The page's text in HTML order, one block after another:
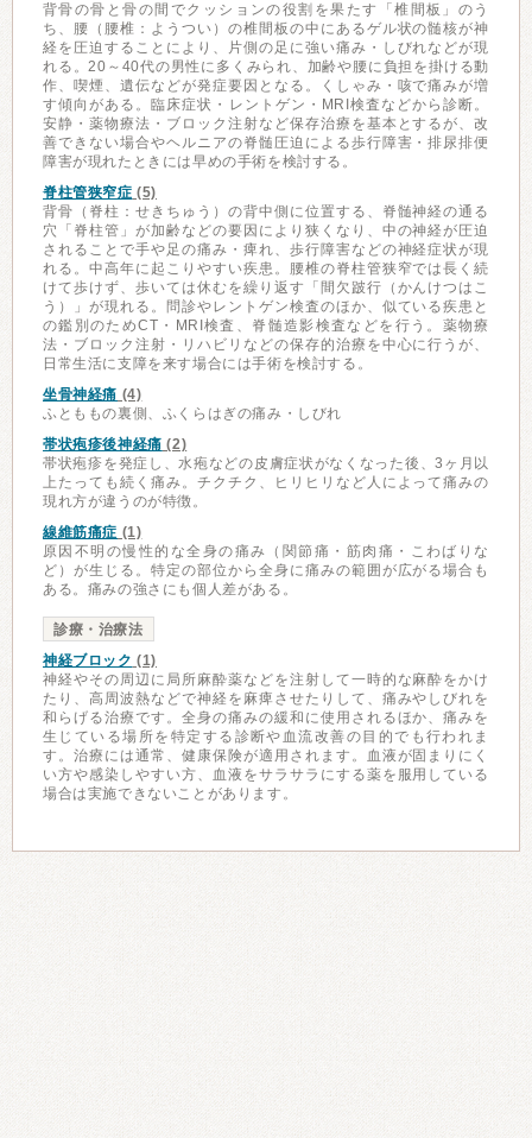
背骨の骨と骨の間でクッションの役割を果たす「椎間板」のう
ち、腰（腰椎：ようつい）の椎間板の中にあるゲル状の髄核が神
経を圧迫することにより、片側の足に強い痛み・しびれなどが現
れる。20～40代の男性に多くみられ、加齢や腰に負担を掛ける動
作、喫煙、遺伝などが発症要因となる。くしゃみ・咳で痛みが増
す傾向がある。臨床症状・レントゲン・MRI検査などから診断。
安静・薬物療法・ブロック注射など保存治療を基本とするが、改
善できない場合やヘルニアの脊髄圧迫による歩行障害・排尿排便
障害が現れたときには早めの手術を検討する。
脊柱管狭窄症 (5)
背骨（脊柱：せきちゅう）の背中側に位置する、脊髄神経の通る
穴「脊柱管」が加齢などの要因により狭くなり、中の神経が圧迫
されることで手や足の痛み・痺れ、歩行障害などの神経症状が現
れる。中高年に起こりやすい疾患。腰椎の脊柱管狭窄では長く続
けて歩けず、歩いては休むを繰り返す「間欠跛行（かんけつはこ
う）」が現れる。問診やレントゲン検査のほか、似ている疾患と
の鑑別のためCT・MRI検査、脊髄造影検査などを行う。薬物療
法・ブロック注射・リハビリなどの保存的治療を中心に行うが、
日常生活に支障を来す場合には手術を検討する。
坐骨神経痛 (4)
ふとももの裏側、ふくらはぎの痛み・しびれ
帯状疱疹後神経痛 (2)
帯状疱疹を発症し、水疱などの皮膚症状がなくなった後、3ヶ月以
上たっても続く痛み。チクチク、ヒリヒリなど人によって痛みの
現れ方が違うのが特徴。
線維筋痛症 (1)
原因不明の慢性的な全身の痛み（関節痛・筋肉痛・こわばりな
ど）が生じる。特定の部位から全身に痛みの範囲が広がる場合も
ある。痛みの強さにも個人差がある。
診療・治療法
神経ブロック (1)
神経やその周辺に局所麻酔薬などを注射して一時的な麻酔をかけ
たり、高周波熱などで神経を麻痺させたりして、痛みやしびれを
和らげる治療です。全身の痛みの緩和に使用されるほか、痛みを
生じている場所を特定する診断や血流改善の目的でも行われま
す。治療には通常、健康保険が適用されます。血液が固まりにく
い方や感染しやすい方、血液をサラサラにする薬を服用している
場合は実施できないことがあります。